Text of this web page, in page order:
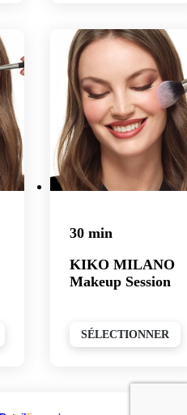
30 min
KIKO MILANO
Makeup Session
SÉLECTIONNER